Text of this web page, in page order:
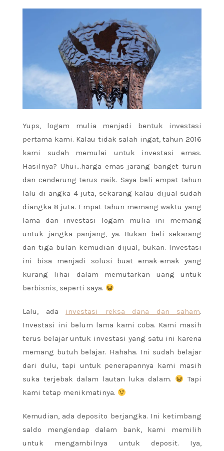
Yups, logam mulia menjadi bentuk investasi
pertama kami. Kalau tidak salah ingat, tahun 2016
kami sudah memulai untuk investasi emas.
Hasilnya? Uhui…harga emas jarang banget turun
dan cenderung terus naik. Saya beli empat tahun
lalu di angka 4 juta, sekarang kalau dijual sudah
diangka 8 juta. Empat tahun memang waktu yang
lama dan investasi logam mulia ini memang
untuk jangka panjang, ya. Bukan beli sekarang
dan tiga bulan kemudian dijual, bukan. Investasi
ini bisa menjadi solusi buat emak-emak yang
kurang lihai dalam memutarkan uang untuk
berbisnis, seperti saya.
Lalu, ada investasi reksa dana dan saham.
Investasi ini belum lama kami coba. Kami masih
terus belajar untuk investasi yang satu ini karena
memang butuh belajar. Hahaha. Ini sudah belajar
dari dulu, tapi untuk penerapannya kami masih
suka terjebak dalam lautan luka dalam.
Tapi
kami tetap menikmatinya.
Kemudian, ada deposito berjangka. Ini ketimbang
saldo mengendap dalam bank, kami memilih
untuk mengambilnya untuk deposit. Iya,